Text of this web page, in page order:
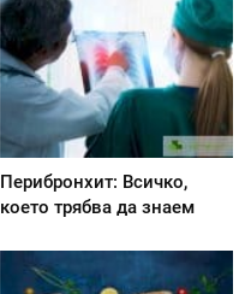
Перибронхит: Всичко,
което трябва да знаем